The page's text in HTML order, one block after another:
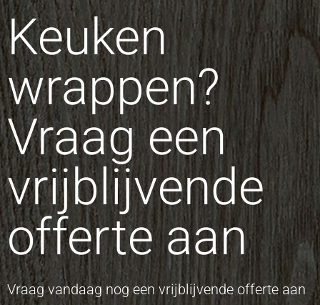
Keuken
wrappen?
Vraag een
vrijblijvende
offerte aan
Vraag vandaag nog een vrijblijvende offerte aan